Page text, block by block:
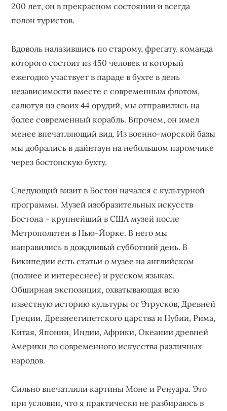
200 лет, он в прекрасном состоянии и всегда
полон туристов.
Вдоволь налазившись по старому, фрегату, команда
которого состоит из 450 человек и который
ежегодно участвует в параде в бухте в день
независимости вместе с современным флотом,
салютуя из своих 44 орудий, мы отправились на
более современный корабль. Впрочем, он имел
менее впечатляющий вид. Из военно-морской базы
мы добрались в дайнтаун на небольшом паромчике
через бостонскую бухту.
Следующий визит в Бостон начался с культурной
программы. Музей изобразительных искусств
Бостона – крупнейший в США музей после
Метрополитен в Нью-Йорке. В него мы
направились в дождливый субботний день. В
Википедии есть статьи о музее на английском
(полнее и интереснее) и русском языках.
Обширная экспозиция, охватывающая всю
известную историю культуры от Этрусков, Древней
Греции, Древнеегипетского царства и Нубии, Рима,
Китая, Японии, Индии, Африки, Океании древней
Америки до современного искусства различных
народов.
Сильно впечатлили картины Моне и Ренуара. Это
при условии, что я практически не разбираюсь в